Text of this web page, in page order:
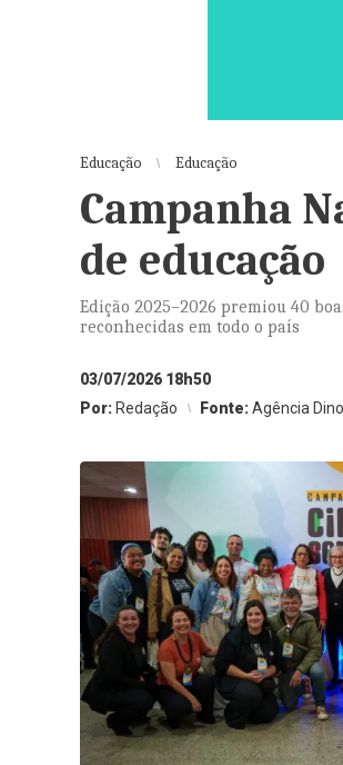
Educação Educação
Campanha
de educação
Edição 2025–2026 premiou 40
reconhecidas em todo o país
03/07/2026 18h50
Por: Redação Fonte:Agência Dino